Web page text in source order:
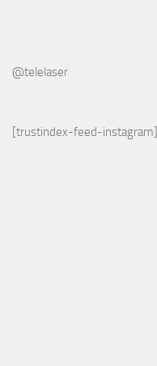
@telelaser
[trustindex-feed-instagram]